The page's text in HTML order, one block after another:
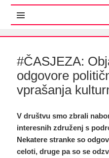
#ČASJEZA:
odgovore
vprašanja
V društvu smo zbrali
interesnih združenj s
Nekatere stranke so
celoti, druge pa so se